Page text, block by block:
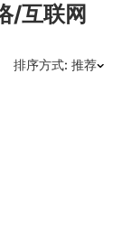
/互联网
排序方式: 推荐